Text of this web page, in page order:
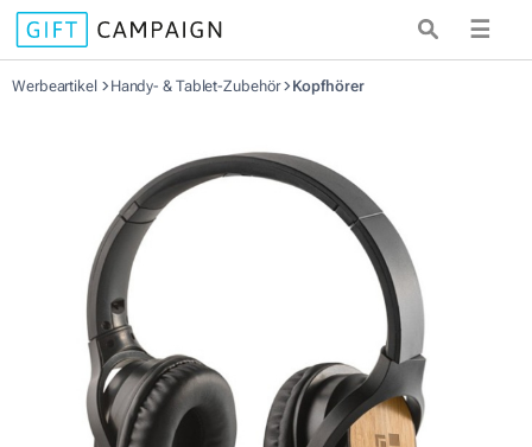
☰
Werbeartikel Handy- & Tablet-Zubehör Kopfhörer